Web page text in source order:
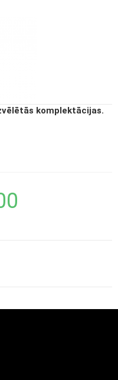
komplektācijas.